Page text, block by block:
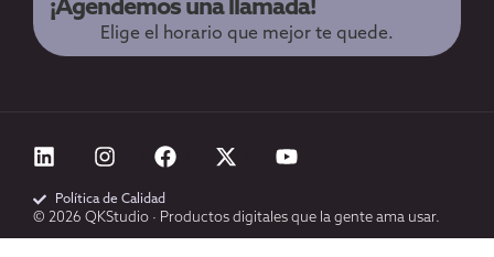
¡Agendemos una llamada!
Elige el horario que mejor te quede.
© 2026 QKStudio · Productos digitales que la gente ama usar.
Política de Calidad